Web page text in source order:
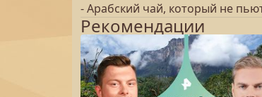
- Арабский чай, который не
Рекомендации